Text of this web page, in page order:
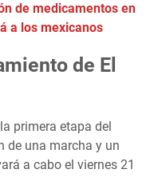
de medicamentos en
a los mexicanos
de El
primera etapa del
de una marcha y un
a cabo el viernes 21